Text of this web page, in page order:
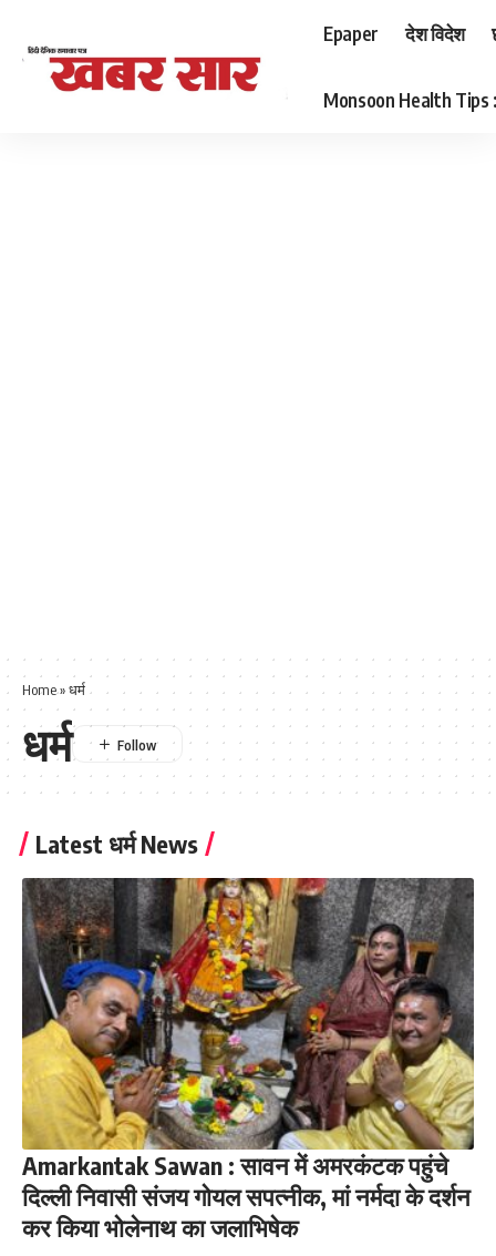
Epaper देश विदेश
Monsoon Health Tips :
Home»धर्म
धर्म
Latest धर्म News
Amarkantak Sawan : सावन में अमरकंटक पहुंचे
दिल्ली निवासी संजय गोयल सपत्नीक, मां नर्मदा के दर्शन
कर किया भोलेनाथ का जलाभिषेक